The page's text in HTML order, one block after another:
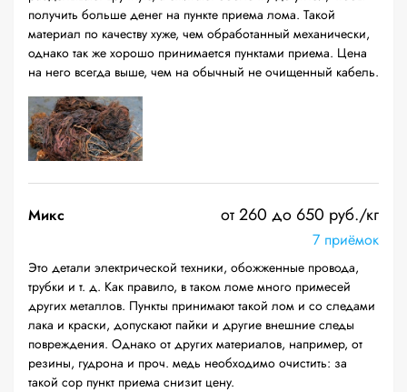
получить больше денег на пункте приема лома. Такой
материал по качеству хуже, чем обработанный механически,
однако так же хорошо принимается пунктами приема. Цена
на него всегда выше, чем на обычный не очищенный кабель.
Микс от 260 до 650 руб./кг
7 приёмок
Это детали электрической техники, обожженные провода,
трубки и т. д. Как правило, в таком ломе много примесей
других металлов. Пункты принимают такой лом и со следами
лака и краски, допускают пайки и другие внешние следы
повреждения. Однако от других материалов, например, от
резины, гудрона и проч. медь необходимо очистить: за
такой сор пункт приема снизит цену.